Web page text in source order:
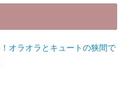
オラオラとキュートの狭間で